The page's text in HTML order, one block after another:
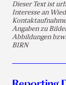
Dieser Text ist
Interesse an
Angaben zu
Abbildungen
BIRN